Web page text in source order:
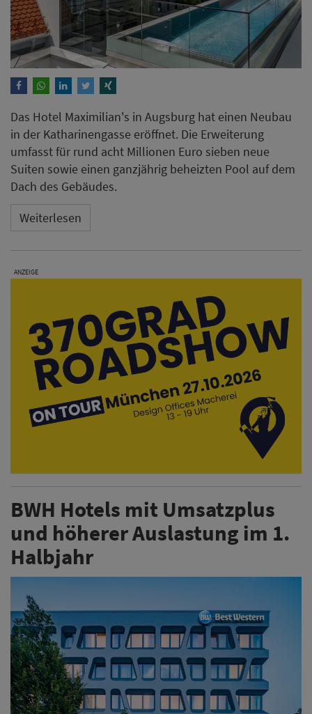
Das Hotel Maximilian's in Augsburg hat einen Neubau
in der Katharinengasse eröffnet. Die Erweiterung
umfasst für rund acht Millionen Euro sieben neue
Suiten sowie einen ganzjährig beheizten Pool auf dem
Dach des Gebäudes.
Weiterlesen
ANZEIGE
BWH Hotels mit Umsatzplus
und höherer Auslastung im 1.
Halbjahr